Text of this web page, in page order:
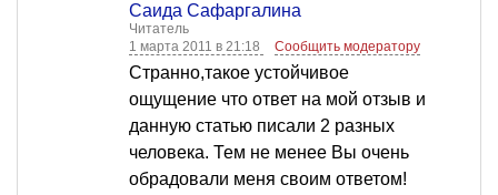
Саида Сафаргалина
Читатель
1 марта 2011 в 21:18
Сообщить модератору
Странно,такое устойчивое
ощущение что ответ на мой отзыв и
данную статью писали 2 разных
человека. Тем не менее Вы очень
обрадовали меня своим ответом!